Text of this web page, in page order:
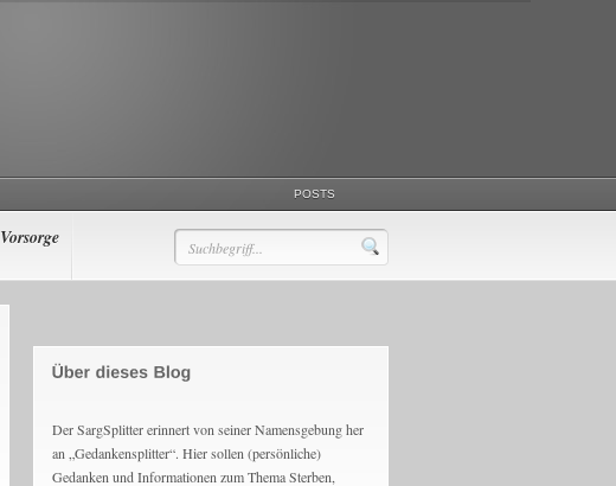
POSTS
Vorsorge
Der SargSplitter erinnert von seiner Namensgebung her
an „Gedankensplitter“. Hier sollen (persönliche)
Gedanken und Informationen zum Thema Sterben,